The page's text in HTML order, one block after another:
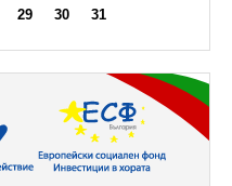
29 30 31